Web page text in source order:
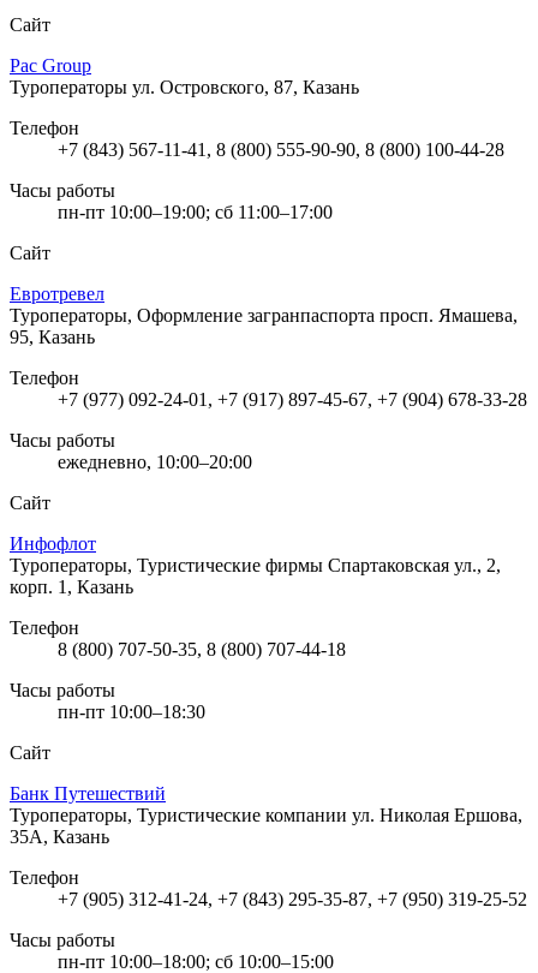
Сайт
Pac Group
Туроператоры ул. Островского, 87, Казань
Телефон
+7 (843) 567-11-41, 8 (800) 555-90-90, 8 (800) 100-44-28
Часы работы
пн-пт 10:00–19:00; сб 11:00–17:00
Сайт
Евротревел
Туроператоры, Оформление загранпаспорта просп. Ямашева,
95, Казань
Телефон
+7 (977) 092-24-01, +7 (917) 897-45-67, +7 (904) 678-33-28
Часы работы
ежедневно, 10:00–20:00
Сайт
Инфофлот
Туроператоры, Туристические фирмы Спартаковская ул., 2,
корп. 1, Казань
Телефон
8 (800) 707-50-35, 8 (800) 707-44-18
Часы работы
пн-пт 10:00–18:30
Сайт
Банк Путешествий
Туроператоры, Туристические компании ул. Николая Ершова,
35А, Казань
Телефон
+7 (905) 312-41-24, +7 (843) 295-35-87, +7 (950) 319-25-52
Часы работы
пн-пт 10:00–18:00; сб 10:00–15:00